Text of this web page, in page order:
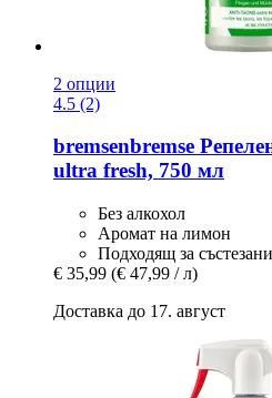
2 опции
4.5 (2)
bremsenbremse
ultra fresh, 750 мл
Без алкохол
Аромат на лимон
Подходящ за
€ 35,99 (€ 47,99 / л)
Доставка до 17. август